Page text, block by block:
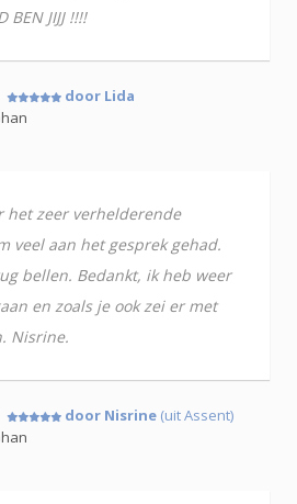
BEN JIJJ !!!!
door Lida
het zeer verhelderende
veel aan het gesprek gehad.
bellen. Bedankt, ik heb weer
en zoals je ook zei er met
Nisrine.
door Nisrine (uit Assent)